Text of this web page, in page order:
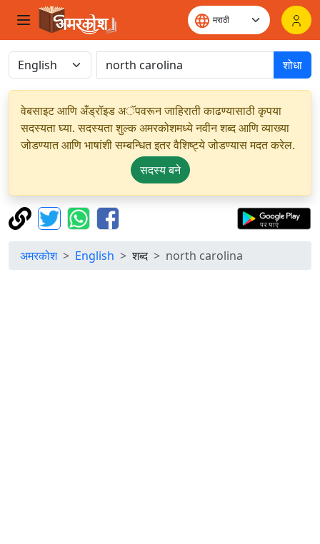
शोधा
वेबसाइट आणि अँड्रॉइड अॅपवरून जाहिराती काढण्यासाठी कृपया
सदस्यता घ्या. सदस्यता शुल्क अमरकोशमध्ये नवीन शब्द आणि व्याख्या
जोडण्यात आणि भाषांशी सम्बन्धित इतर वैशिष्ट्ये जोडण्यास मदत करेल.
सदस्य बने
अमरकोश English शब्द north carolina